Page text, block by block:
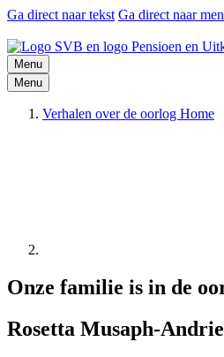
Ga direct naar tekst Ga direct naar
Menu
Menu
Verhalen over de oorlog Home
Onze familie is in de
Rosetta Musaph-